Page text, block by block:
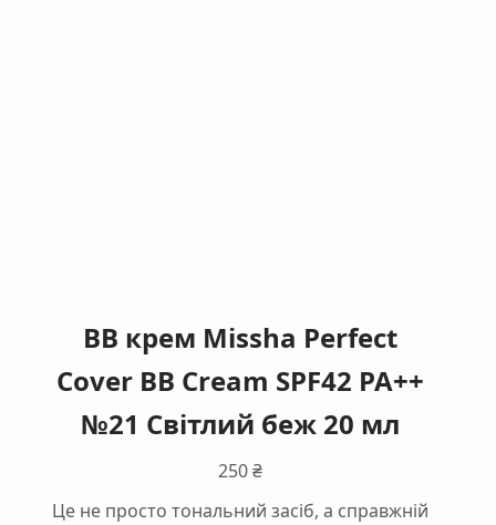
BB крем Missha Perfect
Cover BB Cream SPF42 PA++
№21 Світлий беж 20 мл
250₴
Це не просто тональний засіб, а справжній